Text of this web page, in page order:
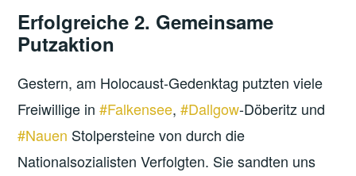
Erfolgreiche 2. Gemeinsame
Putzaktion
Gestern, am Holocaust-Gedenktag putzten viele
Freiwillige in#Falkensee,#Dallgow-Döberitz und
#Nauen Stolpersteine von durch die
Nationalsozialisten Verfolgten. Sie sandten uns